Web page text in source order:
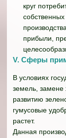
круг
прибыли,
V. Сферы
В условиях
земель, замене
развитию
гумусовые
растет.
Данная